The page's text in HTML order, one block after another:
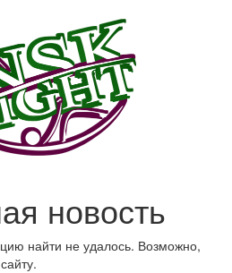
новость
найти не удалось. Возможно,